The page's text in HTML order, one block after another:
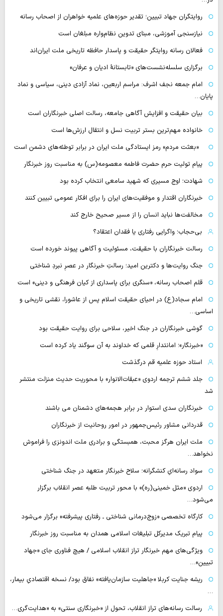
روایتگران جهاد تبیین؛ تقدیر حوزه‌های علمیه خواهران از اصحاب رسانه
نیازسنجی آموزشی، مبنای تدوین نظام‌واره مبلغان است
فعالان رسانه‌ روایتگر حقیقت و پاسدار حافظه تاریخی ملت ایران‌اند
برگزاری سلسله‌نشست‌های «تابستانهٔ ادیان و عرفان»
امام جمعه نجف اشرف: مراسم اربعین، نماد آزادی دینی، سیاسی و نماد
پایان…
بیان حقیقت و افزایش آگاهی جامعه، رسالت اصلی خبرنگاران است
خانواده مهم‌ترین بستر تربیت نسل و انتقال ارزش‌ها است
«بعثت مردم» رمز ایستادگی ملت ایران در برابر توطئه‌های دشمن است
پیام تولیت حرم حضرت فاطمه معصومه(س) به مناسبت روز خبرنگار
شهادت؛ اوج مسیری که شهید سامعی انتخاب کرده بود
خبرنگاران اقتدار و موفقیت‌های ایران را برای افکار عمومی تبیین کنند
مخالفت‌ها نباید انسان را از مسیر صحیح خارج کند
بی‌حجاب؛ واگرایی رفتاری یا فقدان اعتقاد؟
رسالت خبرنگاران با حقیقت، مسئولیت و آگاهی پیوند خورده است
جنگ روایت‌ها و دکترین امید؛ رسالتِ خبرنگار در عصرِ نبردِ شناختی
قلم اصحاب رسانه، «سنگری برای پاسداری از کیان فرهنگی و دینی» است
امام سجاد(ع) در احیای حقیقت اسلام پس از عاشورا، نقشی تاریخی و
اساسی…
گوشی خبرنگاران در جنگ اخیر، سلاحی برای روایت حقیقت بود
«خبرنگار»؛ امانتدارِ قلمی که خداوند به آن سوگند یاد کرده است
استاد حوزه علمیه قم درگذشت
جلد ششم ترجمه اردوی «عبقات‌الانوار» با محوریت حدیث منزلت منتشر
شد
خبرنگاران سدی استوار در برابر هجمه‌های دشمنان می باشند
قدردانی مشاور رئیس‌جمهور در امور روحانیت از خبرنگاران
ملت ایران هرگز محبت، همبستگی و برادری ملت اندونزی را فراموش
نخواهد…
سواد رسانه‌ایِ کنشگرانه؛ سلاح خبرنگار متعهد در جنگ شناختی
اردوی «مثل خمینی(ره)» با محور تربیت طلبه عصر انقلاب برگزار
می‌شود…
کارگاه تخصصی «زوج‌درمانی شناختی ـ رفتاری پیشرفته» برگزار می‌شود
پیام تبریک مدیرکل تبلیغات اسلامی همدان به مناسبت روز خبرنگار
ویژگی‌های مهم خبرنگار تراز انقلاب اسلامی / هیچ فناوری‌ جای «جهاد
تبیین»…
ریشه جنایت کربلا «جاهلیت سازمان‌یافته» نفاق بود/ نسخه اقتصادیِ بیمار،
…
رسالت رسانه‌های تراز انقلاب، تحول از «خبرنگاری سنتی» به «هدایت‌گری…